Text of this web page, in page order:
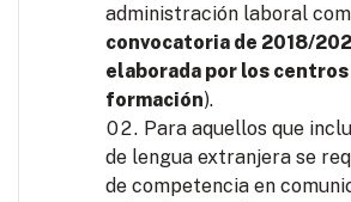
administración laboral
convocatoria de 2018/
elaborada por los
formación).
Para aquellos que
de lengua extranjera se
de competencia en